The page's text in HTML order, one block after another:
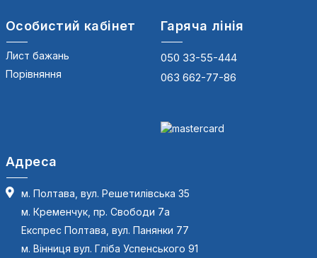
Особистий кабінет
Лист бажань
Порівняння
Гаряча лінія
050 33-55-444
063 662-77-86
Адреса
м. Полтава, вул. Решетилівська 35
м. Кременчук, пр. Свободи 7а
Експрес Полтава, вул. Панянки 77
м. Вінниця вул. Гліба Успенського 91